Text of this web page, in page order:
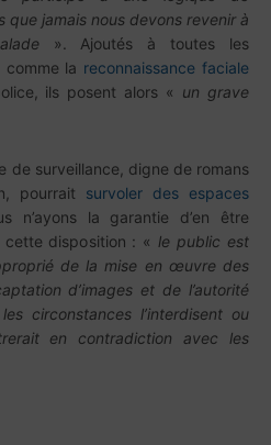
que jamais nous devons revenir à
». Ajoutés à toutes les
comme la reconnaissance faciale
ils posent alors « un grave
de surveillance, digne de romans
pourrait survoler des espaces
n’ayons la garantie d’en être
disposition : « le public est
de la mise en œuvre des
d’images et de l’autorité
circonstances l’interdisent ou
en contradiction avec les